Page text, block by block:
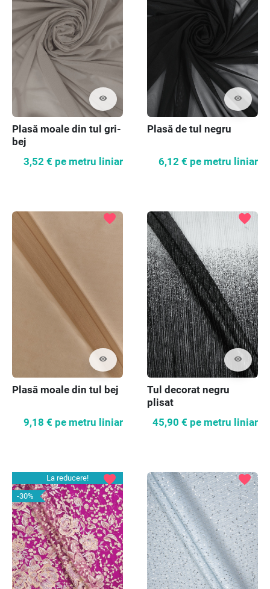
visibility
Plasă moale din tul gri-
bej
3,52 € pe metru liniar
visibility
Plasă de tul negru
6,12 € pe metru liniar
visibility
favorite
Plasă moale din tul bej
9,18 € pe metru liniar
visibility
favorite
Tul decorat negru
plisat
45,90 € pe metru liniar
La reducere!
-30%
favorite favorite